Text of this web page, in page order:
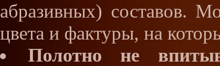
абразивных) составов.
цвета и фактуры, на
Полотно не